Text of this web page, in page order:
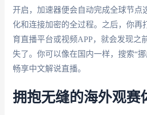
开启，加速器便会自动完成全球节点
化和连接加密的全过程。之后，你再
育直播平台或视频APP，就会发现之
失了。你可以像在国内一样，搜索“挪
畅享中文解说直播。
拥抱无缝的海外观赛